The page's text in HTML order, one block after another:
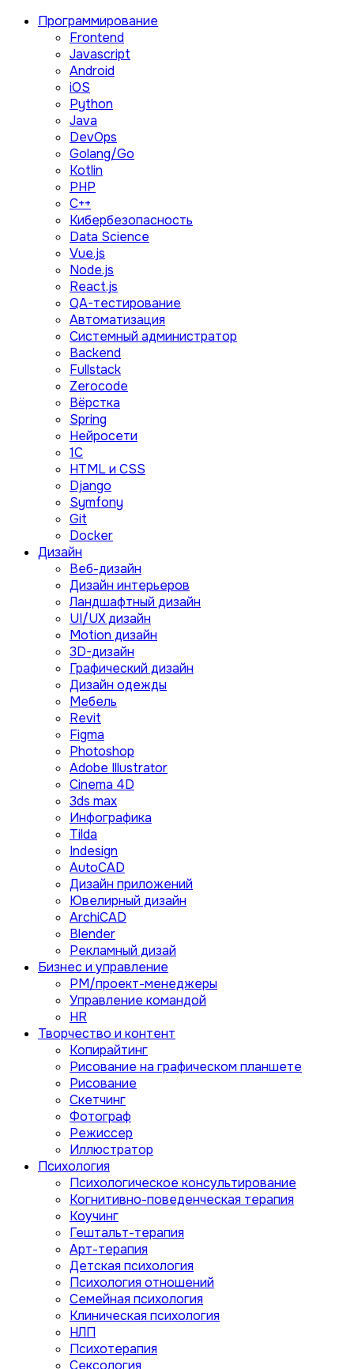
Программирование
Frontend
Javascript
Android
iOS
Python
Java
DevOps
Golang/Go
Kotlin
PHP
C++
Кибербезопасность
Data Science
Vue.js
Node.js
React.js
QA-тестирование
Автоматизация
Системный администратор
Backend
Fullstack
Zerocode
Вёрстка
Spring
Нейросети
1C
HTML и CSS
Django
Symfony
Git
Docker
Дизайн
Веб-дизайн
Дизайн интерьеров
Ландшафтный дизайн
UI/UX дизайн
Motion дизайн
3D-дизайн
Графический дизайн
Дизайн одежды
Мебель
Revit
Figma
Photoshop
Adobe Illustrator
Сinema 4D
3ds max
Инфографика
Tilda
Indesign
AutoCAD
Дизайн приложений
Ювелирный дизайн
ArchiCAD
Blender
Рекламный дизай
Бизнес и управление
PM/проект-менеджеры
Управление командой
HR
Творчество и контент
Копирайтинг
Рисование на графическом планшете
Рисование
Скетчинг
Фотограф
Режиссер
Иллюстратор
Психология
Психологическое консультирование
Когнитивно-поведенческая терапия
Коучинг
Гештальт-терапия
Арт-терапия
Детская психология
Психология отношений
Семейная психология
Клиническая психология
НЛП
Психотерапия
Сексология